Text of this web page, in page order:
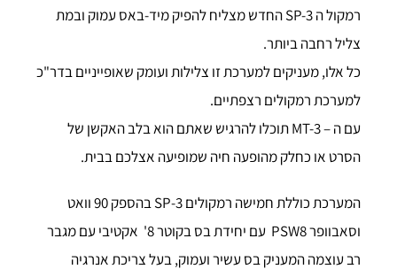
רמקול ה SP-3 החדש מצליח להפיק מיד-באס עמוק ובמת
צליל רחבה ביותר.
כל אלו, מעניקים למערכת זו צלילות ועומק שאופייניים בדר"כ
למערכת רמקולים רצפתיים.
עם ה – MT-3 תוכלו להרגיש שאתם הוא בלב האקשן של
הסרט או כחלק מהופעה חיה שמופיעה אצלכם בבית.
המערכת כוללת חמישה רמקולים 3-SP בהספק 90 וואט
וסאבוופר PSW8 עם יחידת בס בקוטר 8' אקטיבי עם מגבר
רב עוצמה המעניק בס עשיר ועמוק, בעל צריכת אנרגיה